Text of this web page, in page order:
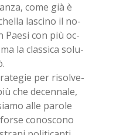
come già è
la­sci­no il no­
Pae­si con più oc­
la clas­si­ca so­lu­
per ri­sol­ve­
che de­cen­na­le,
alle pa­ro­le
co­no­sco­no